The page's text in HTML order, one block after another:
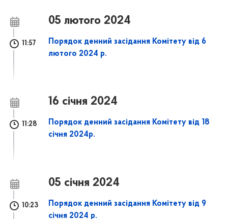
05 лютого 2024
11:57
Порядок денний засідання Комітету від 6
лютого 2024 р.
16 січня 2024
11:28
Порядок денний засідання Комітету від 18
січня 2024р.
05 січня 2024
10:23
Порядок денний засідання Комітету від 9
січня 2024 р.